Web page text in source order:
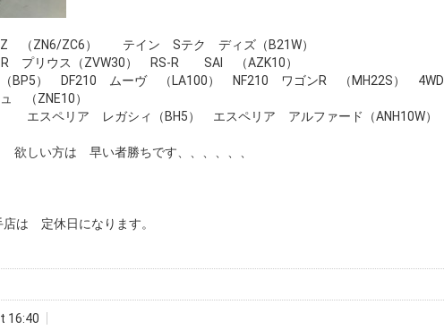
（ZN6/ZC6） テイン Sテク ディズ（B21W）
リウス（ZVW30） RS-R SAI （AZK10）
BP5） DF210 ムーヴ （LA100） NF210 ワゴンR （MH22S） 4WD
（ZNE10）
スペリア レガシィ（BH5） エスペリア アルファード（ANH10W）
欲しい方は 早い者勝ちです、、、、、、
は 定休日になります。
16:40